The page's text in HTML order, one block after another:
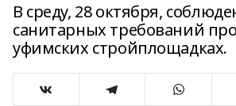
В среду, 28 октября,
санитарных требований
уфимских стройплощадках.